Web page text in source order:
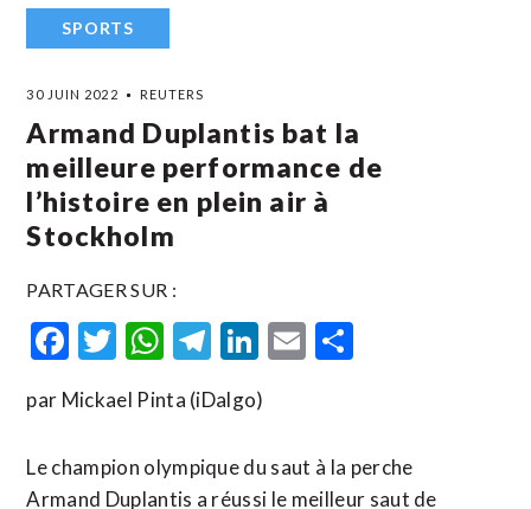
SPORTS
30 JUIN 2022 REUTERS
Armand Duplantis bat la
meilleure performance de
l’histoire en plein air à
Stockholm
PARTAGER SUR :
Facebook
Twitter
WhatsApp
Telegram
LinkedIn
Email
par Mickael Pinta (iDalgo)
Le champion olympique du saut à la perche
Armand Duplantis a réussi le meilleur saut de